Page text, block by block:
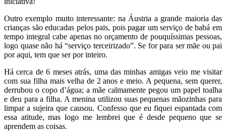
Outro exemplo muito interessante: na Áustria a grande maioria das
crianças são educadas pelos pais, pois pagar um serviço de babá em
tempo integral cabe apenas no orçamento de pouquíssimas pessoas,
logo quase não há “serviço terceirizado”. Se for para ser mãe ou pai
por aqui, tem que ser por inteiro.
Há cerca de 6 meses atrás, uma das minhas amigas veio me visitar
com sua filha mais velha de 2 anos e meio. A pequena, sem querer,
derrubou o copo d’água; a mãe calmamente pegou um papel toalha
e deu para a filha. A menina utilizou suas pequenas mãozinhas para
limpar a sujeira que causou. Confesso que eu fiquei espantada com
essa atitude, mas logo me lembrei que é desde pequeno que se
aprendem as coisas.